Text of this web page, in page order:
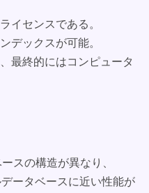
イセンスである。
デックスが可能。
最終的にはコンピュータ
スの構造が異なり、
ータベースに近い性能が